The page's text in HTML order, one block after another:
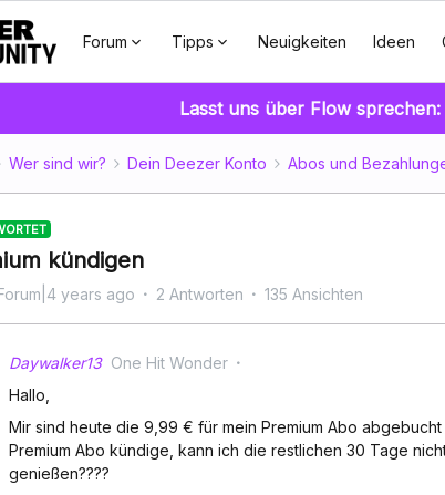
Forum Tipps Neuigkeiten Ideen
Lasst uns über Flow
Wer sind wir? Dein Deezer Konto Abos und
kündigen
years ago 2 Antworten 135 Ansichten
Daywalker13 One Hit Wonder
Hallo,
Mir sind heute die 9,99 € für mein Premium Abo
Premium Abo kündige, kann ich die restlichen 30 Tage
genießen????